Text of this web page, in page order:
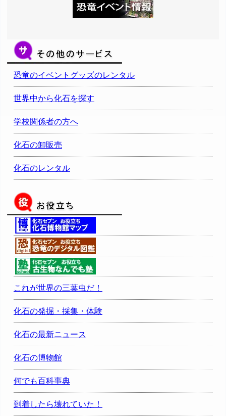
恐竜のイベントグッズのレンタル
世界中から化石を探す
学校関係者の方へ
化石の卸販売
化石のレンタル
これが世界の三葉虫だ！
化石の発掘・採集・体験
化石の最新ニュース
化石の博物館
何でも百科事典
到着したら壊れていた！